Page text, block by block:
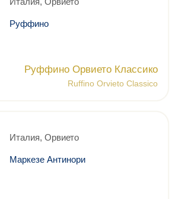
Руффино
Руффино Орвието Классико
Ruffino Orvieto Classico
Италия, Орвието
Маркезе Антинори